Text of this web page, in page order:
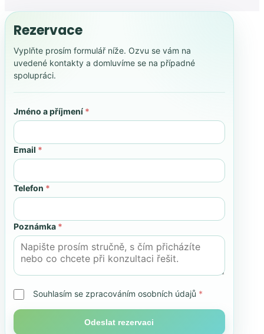
Rezervace
Vyplňte prosím formulář níže. Ozvu se vám na
uvedené kontakty a domluvíme se na případné
spolupráci.
Jméno a příjmení *
Email *
Telefon *
Poznámka *
Souhlasím se zpracováním osobních údajů *
Odeslat rezervaci